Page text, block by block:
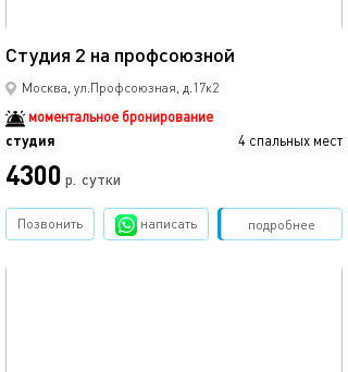
Студия 2 на профсоюзной
Москва, ул.Профсоюзная, д.17к2
моментальное бронирование
студия
4 спальных мест
4300 р. сутки
подробнее
Позвонить написать Забронировать